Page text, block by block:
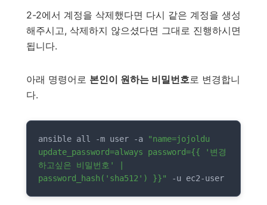
2-2에서 계정을 삭제했다면 다시 같은 계정을 생성
해주시고, 삭제하지 않으셨다면 그대로 진행하시면
됩니다.
아래 명령어로 본인이 원하는 비밀번호 로 변경합니
다.
ansible all -m user -a
"name=jojoldu
update_password=always password={{ '변경
하고싶은 비밀번호' |
password_hash('sha512') }}"
-u ec2-user